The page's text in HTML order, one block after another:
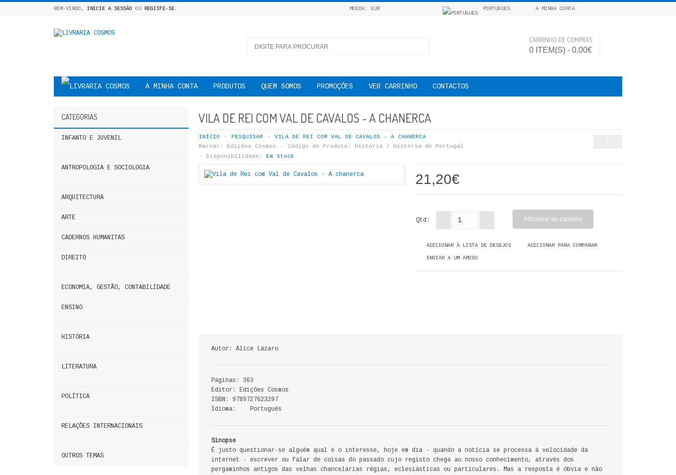
BEM-VINDO, INICIE A SESSÃO OU REGISTE-SE. MOEDA: EUR PORTUGUES A MINHA CONTA
CARRINHO DE COMPRAS
0 ITEM(S) - 0,00€
A MINHA CONTA PRODUTOS QUEM SOMOS PROMOÇÕES VER CARRINHO CONTACTOS
CATEGORIAS
INFANTO E JUVENIL
ANTROPOLOGIA E SOCIOLOGIA
ARQUITECTURA
ARTE
CADERNOS HUMANITAS
DIREITO
ECONOMIA, GESTÃO, CONTABILIDADE
ENSINO
HISTÓRIA
LITERATURA
POLÍTICA
RELAÇÕES INTERNACIONAIS
OUTROS TEMAS
VILA DE REI COM VAL DE CAVALOS - A CHANERCA
INÍCIO PESQUISAR
VILA DE REI COM VAL DE CAVALOS - A CHANERCA
Marcar:
Edições Cosmos Código do Produto:
História / História de Portugal
Disponibilidade:
Em Stock
21,20€
Qtd:
ADICIONAR À LISTA DE DESEJOS ADICIONAR PARA COMPARAR
ENVIAR A UM AMIGO
Autor: Alice Lázaro
Páginas: 363
Editor: Edições Cosmos
ISBN: 9789727623297
Idioma: Português
Sinopse
É justo questionar-se alguém qual é o interesse, hoje em dia - quando a notícia se processa à velocidade da
internet - escrever ou falar de coisas do passado cujo registo chega ao nosso conhecimento, através dos
pergaminhos antigos das velhas chancelarias régias, eclesiásticas ou particulares. Mas a resposta é óbvia e não